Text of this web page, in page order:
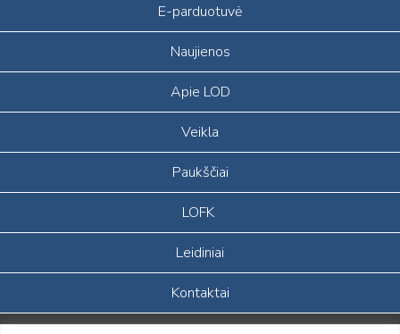
E-parduotuvė
Naujienos
Apie LOD
Veikla
Paukščiai
LOFK
Leidiniai
Kontaktai